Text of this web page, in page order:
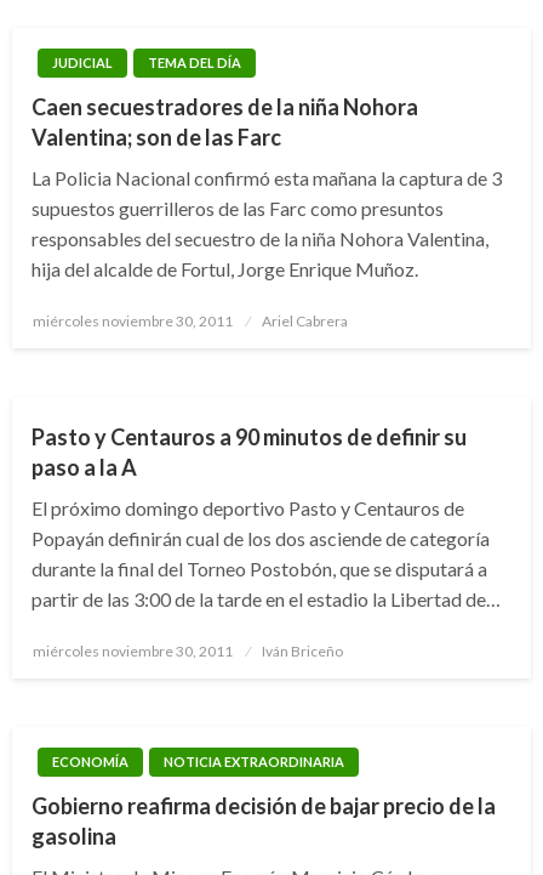
JUDICIAL TEMA DEL DÍA
Caen secuestradores de la niña Nohora
Valentina; son de las Farc
La Policia Nacional confirmó esta mañana la captura de 3
supuestos guerrilleros de las Farc como presuntos
responsables del secuestro de la niña Nohora Valentina,
hija del alcalde de Fortul, Jorge Enrique Muñoz.
Publicado
miércoles noviembre 30, 2011 Ariel Cabrera
Pasto y Centauros a 90 minutos de definir su
paso a la A
El próximo domingo deportivo Pasto y Centauros de
Popayán definirán cual de los dos asciende de categoría
durante la final del Torneo Postobón, que se disputará a
partir de las 3:00 de la tarde en el estadio la Libertad de…
Publicado
miércoles noviembre 30, 2011 Iván Briceño
ECONOMÍA NOTICIA EXTRAORDINARIA
Gobierno reafirma decisión de bajar precio de la
gasolina